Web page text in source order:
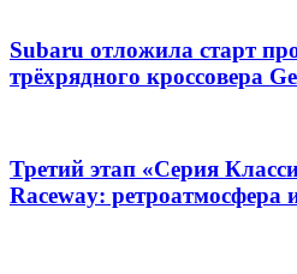
Subaru отложила старт
трёхрядного кроссовера
Третий этап «Серия
Raceway: ретроатмосфера